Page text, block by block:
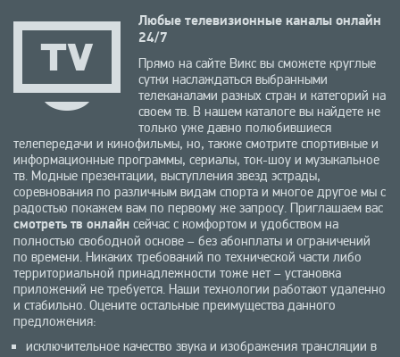
Любые телевизионные каналы онлайн
24/7
Прямо на сайте Викс вы сможете круглые
сутки наслаждаться выбранными
телеканалами разных стран и категорий на
своем тв. В нашем каталоге вы найдете не
только уже давно полюбившиеся
телепередачи и кинофильмы, но, также смотрите спортивные и
информационные программы, сериалы, ток-шоу и музыкальное
тв. Модные презентации, выступления звезд эстрады,
соревнования по различным видам спорта и многое другое мы с
радостью покажем вам по первому же запросу. Приглашаем вас
смотреть тв онлайн сейчас с комфортом и удобством на
полностью свободной основе – без абонплаты и ограничений
по времени. Никаких требований по технической части либо
территориальной принадлежности тоже нет – установка
приложений не требуется. Наши технологии работают удаленно
и стабильно. Оцените остальные преимущества данного
предложения:
исключительное качество звука и изображения трансляции в